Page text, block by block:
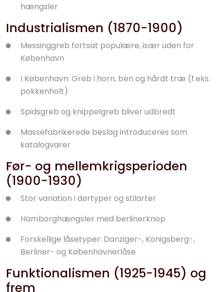
hængsler
Industrialismen (1870-1900)
Messinggreb fortsat populære, især uden for
København
I København: Greb i horn, ben og hårdt træ (f.eks.
pokkenholt)
Spidsgreb og knippelgreb bliver udbredt
Massefabrikerede beslag introduceres som
katalogvarer
Før- og mellemkrigsperioden
(1900-1930)
Stor variation i dørtyper og stilarter
Hamborghængsler med berlinerknop
Forskellige låsetyper: Danziger-, Königsberg-,
Berliner- og Københavnerlåse
Funktionalismen (1925-1945) og
frem